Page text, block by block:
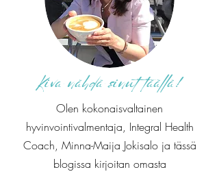
Kiva nähdä sinut täällä!
Olen kokonaisvaltainen
hyvinvointivalmentaja, Integral Health
Coach, Minna-Maija Jokisalo ja tässä
blogissa kirjoitan omasta